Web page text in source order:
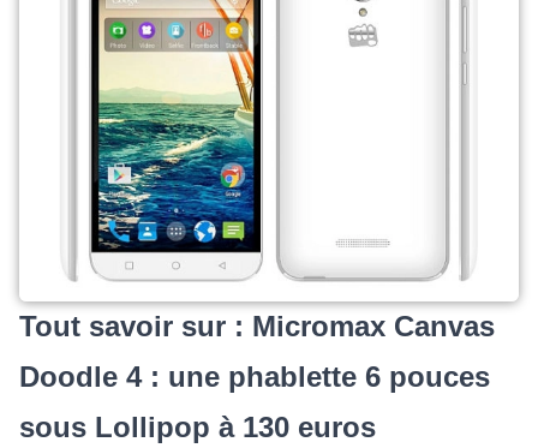
Tout savoir sur : Micromax Canvas
Doodle 4 : une phablette 6 pouces
sous Lollipop à 130 euros